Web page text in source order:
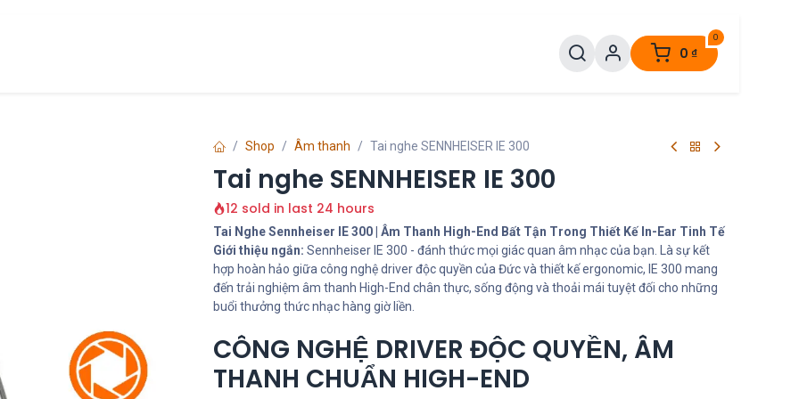
0
0 ₫
Shop Âm thanh Tai nghe SENNHEISER IE 300
Tai nghe SENNHEISER IE 300
12 sold in last 24 hours
Tai Nghe Sennheiser IE 300 | Âm Thanh High-End Bất Tận Trong Thiết Kế In-Ear Tinh Tế
Giới thiệu ngắn: Sennheiser IE 300 - đánh thức mọi giác quan âm nhạc của bạn. Là sự kết
hợp hoàn hảo giữa công nghệ driver độc quyền của Đức và thiết kế ergonomic, IE 300 mang
đến trải nghiệm âm thanh High-End chân thực, sống động và thoải mái tuyệt đối cho những
buổi thưởng thức nhạc hàng giờ liền.
CÔNG NGHỆ DRIVER ĐỘC QUYỀN, ÂM
THANH CHUẨN HIGH-END